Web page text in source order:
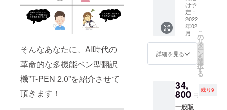
そんなあなたに、AI時代の
革命的な多機能ペン型翻訳
機”T-PEN 2.0”を紹介させて
頂きます！
使用部
材の供
給状
況、製
造工程
上の都
合等に
る場合
があり
細： ・
Transp
en本体
ｘ １ ・
日本語
説明書
・持ち
運び用
・充電
ケーブ
ル 上記
け予
定：
2022
年02
月
詳細を見る
こ
の
リ
タ
ー
ン
を
選
択
す
る
34,
800 円
残り9
一般販